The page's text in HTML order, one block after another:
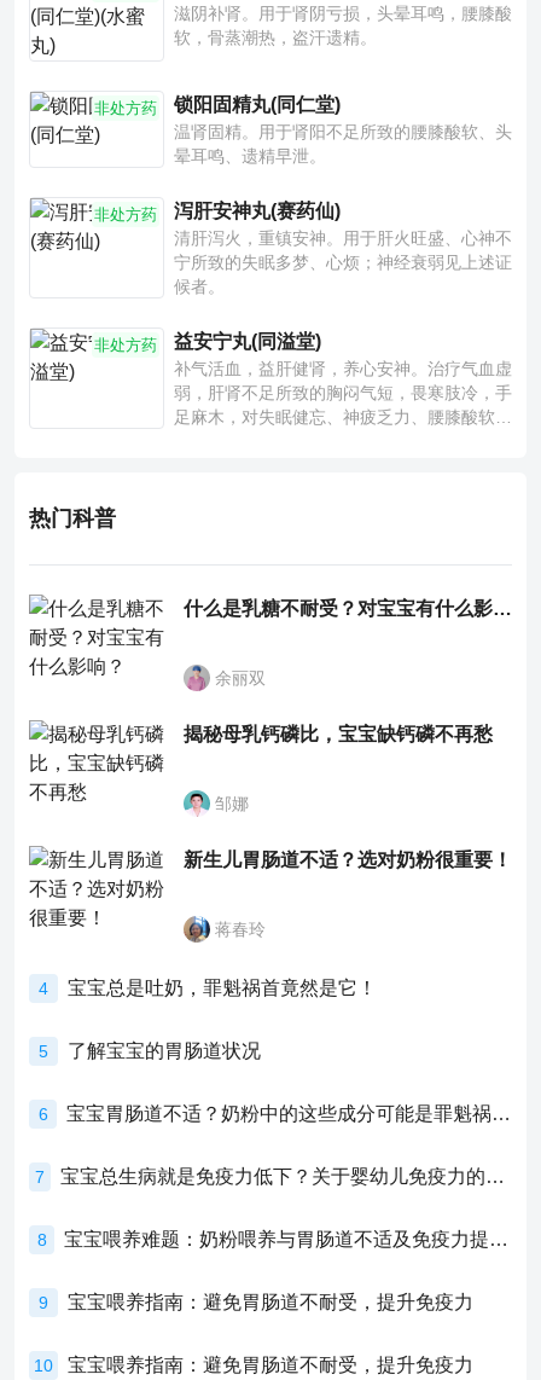
滋阴补肾。用于肾阴亏损，头晕耳鸣，腰膝酸
软，骨蒸潮热，盗汗遗精。
非处方药 锁阳固精丸(同仁堂)
温肾固精。用于肾阳不足所致的腰膝酸软、头
晕耳鸣、遗精早泄。
非处方药 泻肝安神丸(赛药仙)
清肝泻火，重镇安神。用于肝火旺盛、心神不
宁所致的失眠多梦、心烦；神经衰弱见上述证
候者。
非处方药 益安宁丸(同溢堂)
补气活血，益肝健肾，养心安神。治疗气血虚
弱，肝肾不足所致的胸闷气短，畏寒肢冷，手
足麻木，对失眠健忘、神疲乏力、腰膝酸软也
热门科普
什么是乳糖不耐受？对宝宝有什么影响？
余丽双
揭秘母乳钙磷比，宝宝缺钙磷不再愁
邹娜
新生儿胃肠道不适？选对奶粉很重要！
蒋春玲
4 宝宝总是吐奶，罪魁祸首竟然是它！
5 了解宝宝的胃肠道状况
6 宝宝胃肠道不适？奶粉中的这些成分可能是罪魁祸首！
7 宝宝总生病就是免疫力低下？关于婴幼儿免疫力的真相，家长必须了解！
8 宝宝喂养难题：奶粉喂养与胃肠道不适及免疫力提升的奥秘
9 宝宝喂养指南：避免胃肠道不耐受，提升免疫力
10 宝宝喂养指南：避免胃肠道不耐受，提升免疫力